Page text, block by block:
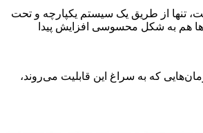
تنها از طریق یک سیستم یکپارچه و تحت
هم به شکل محسوسی افزایش پیدا
که به سراغ این قابلیت می‌روند،